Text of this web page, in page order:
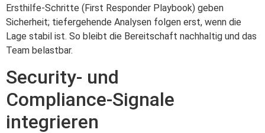
Ersthilfe‑Schritte (First Responder Playbook) geben
Sicherheit; tiefergehende Analysen folgen erst, wenn die
Lage stabil ist. So bleibt die Bereitschaft nachhaltig und das
Team belastbar.
Security- und
Compliance‑Signale
integrieren